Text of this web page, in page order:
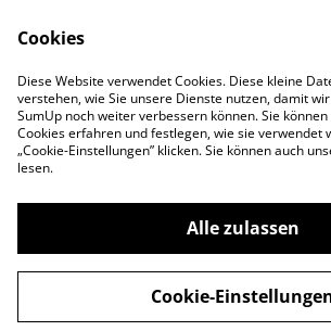
Contact Us
Legal
Privacy Policy
©2026Balls & More Tennis Store
Cookies
Diese Website verwendet Cookies. Diese kleine
verstehen, wie Sie unsere Dienste nutzen, damit
SumUp noch weiter verbessern können. Sie
Cookies erfahren und festlegen, wie sie verwendet
„Cookie-Einstellungen” klicken. Sie können auch
lesen.
Alle zulassen
Cookie-